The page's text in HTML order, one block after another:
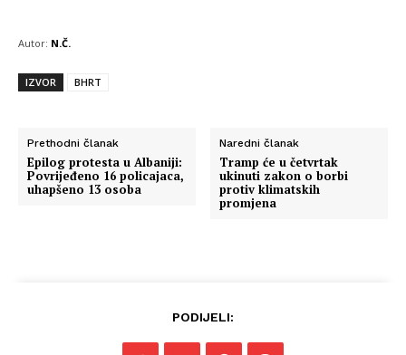
Autor: N.Č.
IZVOR BHRT
Prethodni članak
Epilog protesta u Albaniji:
Povrijeđeno 16 policajaca,
uhapšeno 13 osoba
Naredni članak
Tramp će u četvrtak
ukinuti zakon o borbi
protiv klimatskih
promjena
PODIJELI: